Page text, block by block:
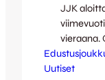
JJK
vieraana.
Uutiset